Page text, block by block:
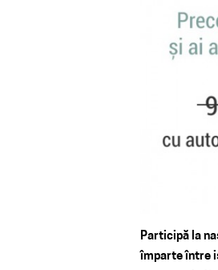
Participă la
împarte între